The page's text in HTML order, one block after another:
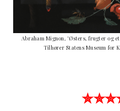
Abraham Mignon, 'Østers, frugter og et
Tilhører Statens Museum for